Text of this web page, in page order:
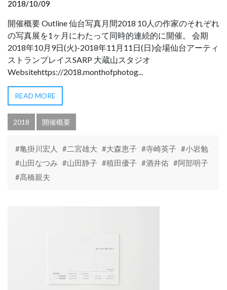
2018/10/09
開催概要 Outline 仙台写真月間2018 10人の作家のそれぞれ
の写真展を1ヶ月にわたって同時的連続的に開催。 会期
2018年10月9日(火)-2018年11月11日(日)会場仙台アーティ
ストランプレイスSARP 大蔵山スタジオ
Websitehttps://2018.monthofphotog...
READ MORE
2018 開催概要
#亀掛川宏人 #二宮雄大 #大森恵子 #寺崎英子 #小岩勉
#山田なつみ #山田静子 #稙田優子 #酒井佑 #阿部明子
#髙橋親夫